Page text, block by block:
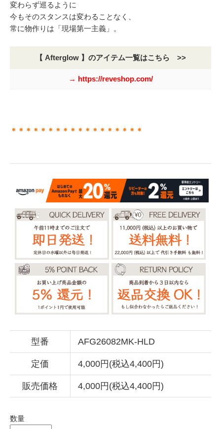
変わらず巡るように
今もそのスタンスは変わることなく、
常に物作りは「現場第一主義」。
【 Afterglow 】のアイテム一覧はこちら >>
→ https://reveshop.com/
＊＊＊＊＊＊＊＊＊＊＊＊＊＊＊＊＊＊
型番 AFG26082MK-HLD
定価 4,000円(税込4,400円)
販売価格 4,000円(税込4,400円)
数量